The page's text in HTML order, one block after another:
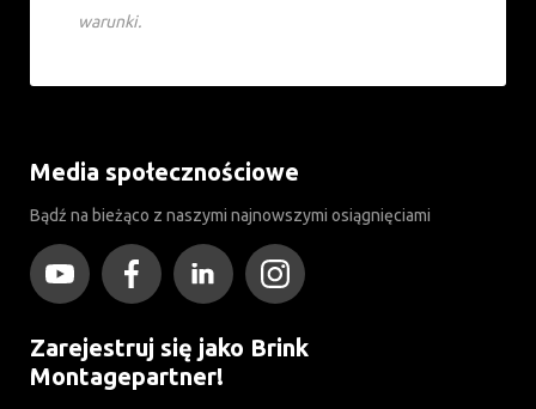
warunki.
Media społecznościowe
Bądź na bieżąco z naszymi najnowszymi osiągnięciami
Zarejestruj się jako Brink
Montagepartner!